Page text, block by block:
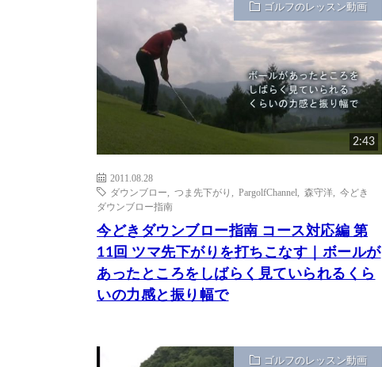
ゴルフのレッスン動画
2:43
2011.08.28
ダウンブロー
つま先下がり PargolfChannel 森守洋
今どき
ダウンブロー指南
今どきダウンブロー指南 コース対応編 第
11回 ツマ先下がりを打ちこなす｜ボールが
あったところをしばらく見ていられるくら
いの力感と振り幅で
ゴルフのレッスン動画